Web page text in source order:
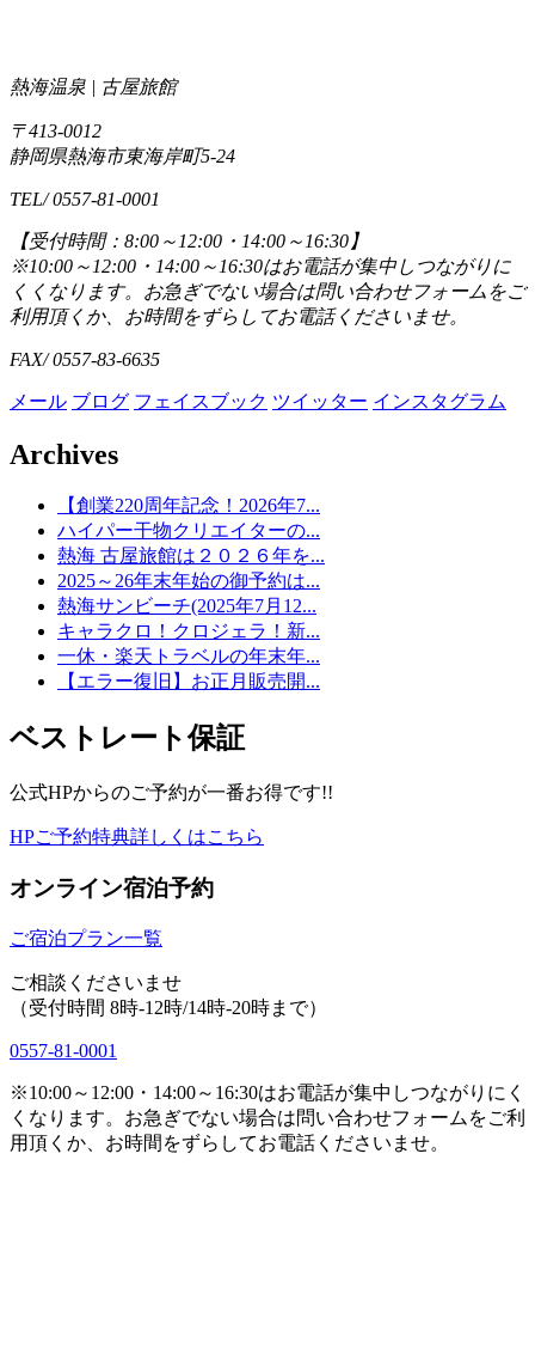
熱海温泉 | 古屋旅館
〒413-0012
静岡県熱海市東海岸町5-24
TEL/ 0557-81-0001
【受付時間：8:00～12:00・14:00～16:30】
※10:00～12:00・14:00～16:30はお電話が集中しつながりに
くくなります。お急ぎでない場合は問い合わせフォームをご
利用頂くか、お時間をずらしてお電話くださいませ。
FAX/ 0557-83-6635
メール ブログ フェイスブック ツイッター インスタグラム
Archives
【創業220周年記念！2026年7...
ハイパー干物クリエイターの...
熱海 古屋旅館は２０２６年を...
2025～26年末年始の御予約は...
熱海サンビーチ(2025年7月12...
キャラクロ！クロジェラ！新...
一休・楽天トラベルの年末年...
【エラー復旧】お正月販売開...
ベストレート保証
公式HPからのご予約が一番お得です!!
HPご予約特典詳しくはこちら
オンライン宿泊予約
ご宿泊プラン一覧
ご相談くださいませ
（受付時間 8時-12時/14時-20時まで）
0557-81-0001
※10:00～12:00・14:00～16:30はお電話が集中しつながりにく
くなります。お急ぎでない場合は問い合わせフォームをご利
用頂くか、お時間をずらしてお電話くださいませ。